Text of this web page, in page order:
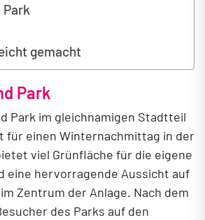
Park
gemacht
Park
Park im gleichnamigen Stadtteil
für einen Winternachmittag in der
viel Grünfläche für die eigene
eine hervorragende Aussicht auf
Zentrum der Anlage. Nach dem
des Parks auf den